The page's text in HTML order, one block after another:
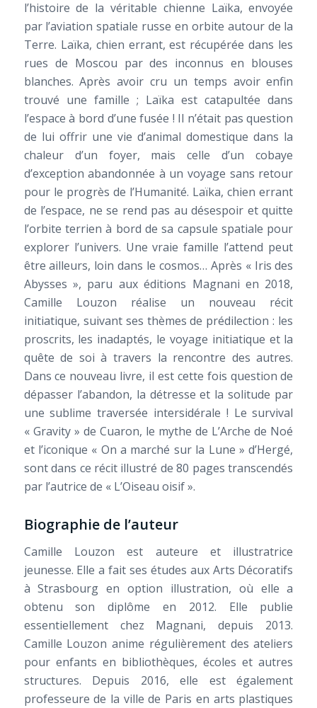
l’histoire de la véritable chienne Laïka, envoyée
par l’aviation spatiale russe en orbite autour de la
Terre. Laïka, chien errant, est récupérée dans les
rues de Moscou par des inconnus en blouses
blanches. Après avoir cru un temps avoir enfin
trouvé une famille ; Laïka est catapultée dans
l’espace à bord d’une fusée ! Il n’était pas question
de lui offrir une vie d’animal domestique dans la
chaleur d’un foyer, mais celle d’un cobaye
d’exception abandonnée à un voyage sans retour
pour le progrès de l’Humanité. Laïka, chien errant
de l’espace, ne se rend pas au désespoir et quitte
l’orbite terrien à bord de sa capsule spatiale pour
explorer l’univers. Une vraie famille l’attend peut
être ailleurs, loin dans le cosmos… Après « Iris des
Abysses », paru aux éditions Magnani en 2018,
Camille Louzon réalise un nouveau récit
initiatique, suivant ses thèmes de prédilection : les
proscrits, les inadaptés, le voyage initiatique et la
quête de soi à travers la rencontre des autres.
Dans ce nouveau livre, il est cette fois question de
dépasser l’abandon, la détresse et la solitude par
une sublime traversée intersidérale ! Le survival
« Gravity » de Cuaron, le mythe de L’Arche de Noé
et l’iconique « On a marché sur la Lune » d’Hergé,
sont dans ce récit illustré de 80 pages transcendés
par l’autrice de « L’Oiseau oisif ».
Biographie de l’auteur
Camille Louzon est auteure et illustratrice
jeunesse. Elle a fait ses études aux Arts Décoratifs
à Strasbourg en option illustration, où elle a
obtenu son diplôme en 2012. Elle publie
essentiellement chez Magnani, depuis 2013.
Camille Louzon anime régulièrement des ateliers
pour enfants en bibliothèques, écoles et autres
structures. Depuis 2016, elle est également
professeure de la ville de Paris en arts plastiques